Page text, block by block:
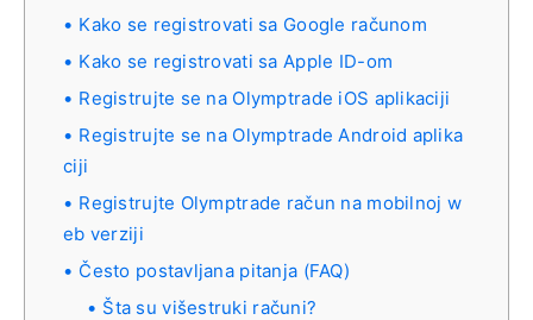
Kako se registrovati sa Google računom
Kako se registrovati sa Apple ID-om
Registrujte se na Olymptrade iOS aplikaciji
Registrujte se na Olymptrade Android aplika
ciji
Registrujte Olymptrade račun na mobilnoj w
eb verziji
Često postavljana pitanja (FAQ)
Šta su višestruki računi?